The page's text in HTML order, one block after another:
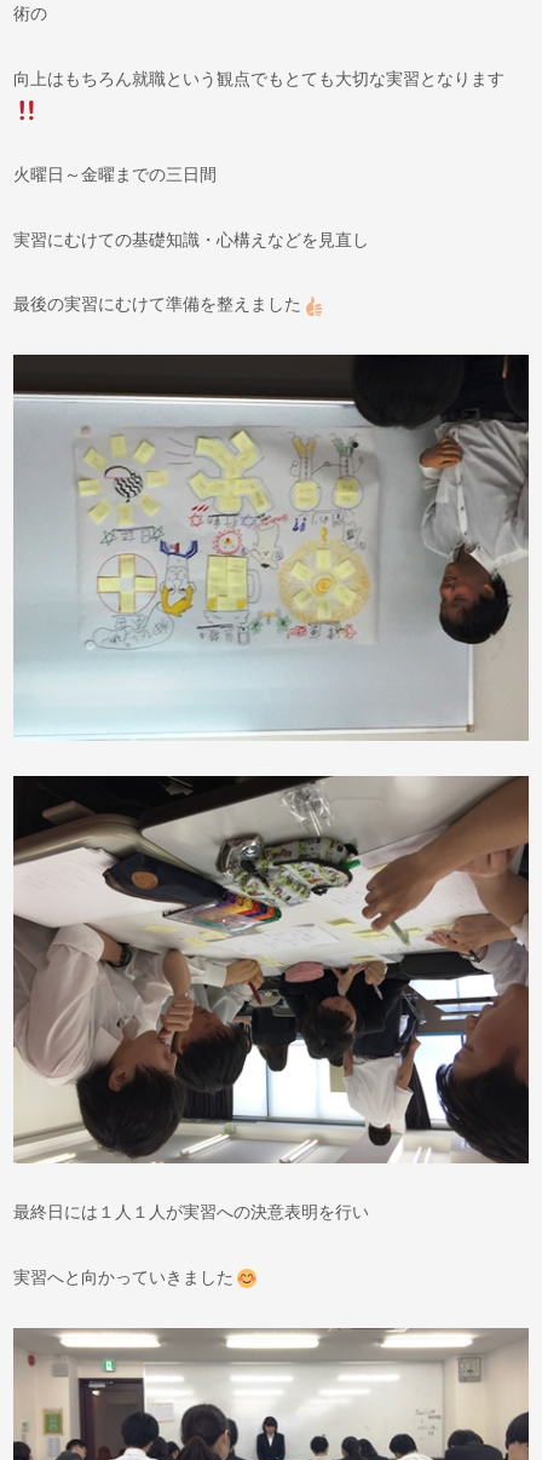
術の
向上はもちろん就職という観点でもとても大切な実習となります
火曜日～金曜までの三日間
実習にむけての基礎知識・心構えなどを見直し
最後の実習にむけて準備を整えました
最終日には１人１人が実習への決意表明を行い
実習へと向かっていきました